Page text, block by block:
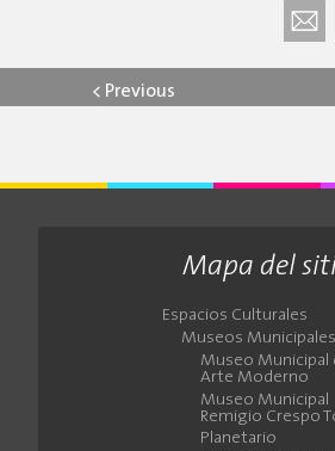
< Previous
Mapa del
Espacios Culturales
Museos Municipales
Museo Municipal
Arte Moderno
Museo Municipal
Remigio Crespo
Planetario